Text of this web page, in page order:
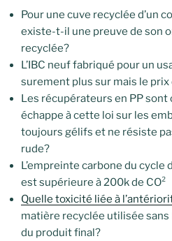
Pour une cuve recyclée d’un
existe-t-il une preuve de son
recyclée?
L’IBC neuf fabriqué pour un
surement plus sur mais le
Les récupérateurs en PP
échappe à cette loi sur les
toujours gélifs et ne résiste
rude?
L’empreinte carbone du cycle
est supérieure à 200k de CO²
Quelle toxicité liée à
matière recyclée utilisée sans
du produit final?